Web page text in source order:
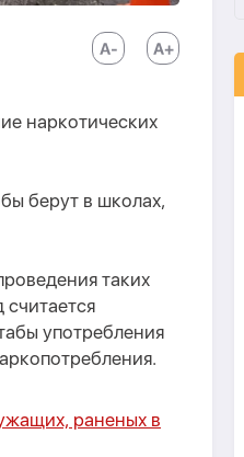
наркотических
берут в школах,
таких
употребления
раненых в